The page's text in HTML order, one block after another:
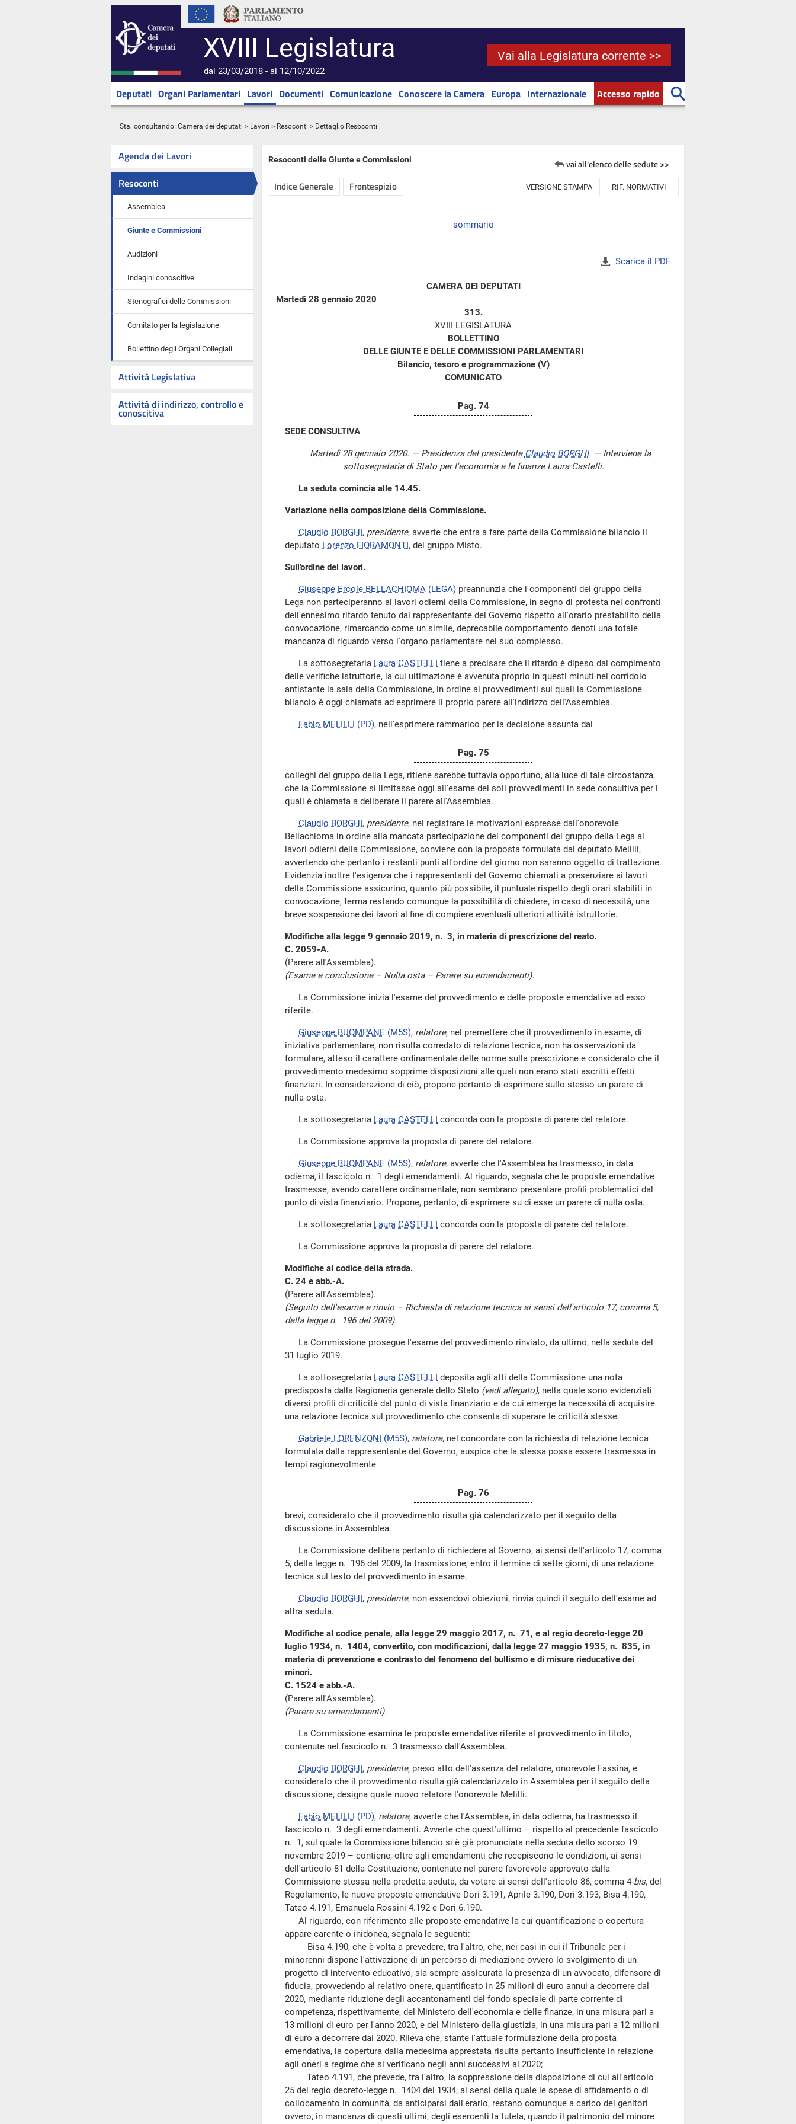
XVIII Legislatura
dal 23/03/2018 - al 12/10/2022
Vai alla Legislatura corrente >>
Deputati Organi Parlamentari Lavori Documenti Comunicazione Conoscere la Camera Europa Internazionale Accesso rapido
Stai consultando: Camera dei deputati > Lavori > Resoconti > Dettaglio Resoconti
Agenda dei Lavori
Resoconti
Assemblea
Giunte e Commissioni
Audizioni
Indagini conoscitive
Stenografici delle Commissioni
Comitato per la legislazione
Bollettino degli Organi Collegiali
Attività Legislativa
Attività di indirizzo, controllo e
conoscitiva
Resoconti delle Giunte e Commissioni vai all'elenco delle sedute >>
Indice Generale Frontespizio VERSIONE STAMPA RIF. NORMATIVI
sommario
Scarica il PDF
CAMERA DEI DEPUTATI
Martedì 28 gennaio 2020
313.
XVIII LEGISLATURA
BOLLETTINO
DELLE GIUNTE E DELLE COMMISSIONI PARLAMENTARI
Bilancio, tesoro e programmazione (V)
COMUNICATO
Pag. 74
SEDE CONSULTIVA
Martedì 28 gennaio 2020. — Presidenza del presidente Claudio BORGHI. — Interviene la
sottosegretaria di Stato per l'economia e le finanze Laura Castelli.
La seduta comincia alle 14.45.
Variazione nella composizione della Commissione.
Claudio BORGHI, presidente, avverte che entra a fare parte della Commissione bilancio il
deputato Lorenzo FIORAMONTI, del gruppo Misto.
Sull'ordine dei lavori.
Giuseppe Ercole BELLACHIOMA (LEGA) preannunzia che i componenti del gruppo della
Lega non parteciperanno ai lavori odierni della Commissione, in segno di protesta nei confronti
dell'ennesimo ritardo tenuto dal rappresentante del Governo rispetto all'orario prestabilito della
convocazione, rimarcando come un simile, deprecabile comportamento denoti una totale
mancanza di riguardo verso l'organo parlamentare nel suo complesso.
La sottosegretaria Laura CASTELLI tiene a precisare che il ritardo è dipeso dal compimento
delle verifiche istruttorie, la cui ultimazione è avvenuta proprio in questi minuti nel corridoio
antistante la sala della Commissione, in ordine ai provvedimenti sui quali la Commissione
bilancio è oggi chiamata ad esprimere il proprio parere all'indirizzo dell'Assemblea.
Fabio MELILLI (PD), nell'esprimere rammarico per la decisione assunta dai
Pag. 75
colleghi del gruppo della Lega, ritiene sarebbe tuttavia opportuno, alla luce di tale circostanza,
che la Commissione si limitasse oggi all'esame dei soli provvedimenti in sede consultiva per i
quali è chiamata a deliberare il parere all'Assemblea.
Claudio BORGHI, presidente, nel registrare le motivazioni espresse dall'onorevole
Bellachioma in ordine alla mancata partecipazione dei componenti del gruppo della Lega ai
lavori odierni della Commissione, conviene con la proposta formulata dal deputato Melilli,
avvertendo che pertanto i restanti punti all'ordine del giorno non saranno oggetto di trattazione.
Evidenzia inoltre l'esigenza che i rappresentanti del Governo chiamati a presenziare ai lavori
della Commissione assicurino, quanto più possibile, il puntuale rispetto degli orari stabiliti in
convocazione, ferma restando comunque la possibilità di chiedere, in caso di necessità, una
breve sospensione dei lavori al fine di compiere eventuali ulteriori attività istruttorie.
Modifiche alla legge 9 gennaio 2019, n. 3, in materia di prescrizione del reato.
C. 2059-A.
(Parere all'Assemblea).
(Esame e conclusione – Nulla osta – Parere su emendamenti).
La Commissione inizia l'esame del provvedimento e delle proposte emendative ad esso
riferite.
Giuseppe BUOMPANE (M5S), relatore, nel premettere che il provvedimento in esame, di
iniziativa parlamentare, non risulta corredato di relazione tecnica, non ha osservazioni da
formulare, atteso il carattere ordinamentale delle norme sulla prescrizione e considerato che il
provvedimento medesimo sopprime disposizioni alle quali non erano stati ascritti effetti
finanziari. In considerazione di ciò, propone pertanto di esprimere sullo stesso un parere di
nulla osta.
La sottosegretaria Laura CASTELLI concorda con la proposta di parere del relatore.
La Commissione approva la proposta di parere del relatore.
Giuseppe BUOMPANE (M5S), relatore, avverte che l'Assemblea ha trasmesso, in data
odierna, il fascicolo n. 1 degli emendamenti. Al riguardo, segnala che le proposte emendative
trasmesse, avendo carattere ordinamentale, non sembrano presentare profili problematici dal
punto di vista finanziario. Propone, pertanto, di esprimere su di esse un parere di nulla osta.
La sottosegretaria Laura CASTELLI concorda con la proposta di parere del relatore.
La Commissione approva la proposta di parere del relatore.
Modifiche al codice della strada.
C. 24 e abb.-A.
(Parere all'Assemblea).
(Seguito dell'esame e rinvio – Richiesta di relazione tecnica ai sensi dell'articolo 17, comma 5,
della legge n. 196 del 2009).
La Commissione prosegue l'esame del provvedimento rinviato, da ultimo, nella seduta del
31 luglio 2019.
La sottosegretaria Laura CASTELLI deposita agli atti della Commissione una nota
predisposta dalla Ragioneria generale dello Stato (vedi allegato), nella quale sono evidenziati
diversi profili di criticità dal punto di vista finanziario e da cui emerge la necessità di acquisire
una relazione tecnica sul provvedimento che consenta di superare le criticità stesse.
Gabriele LORENZONI (M5S), relatore, nel concordare con la richiesta di relazione tecnica
formulata dalla rappresentante del Governo, auspica che la stessa possa essere trasmessa in
tempi ragionevolmente
Pag. 76
brevi, considerato che il provvedimento risulta già calendarizzato per il seguito della
discussione in Assemblea.
La Commissione delibera pertanto di richiedere al Governo, ai sensi dell'articolo 17, comma
5, della legge n. 196 del 2009, la trasmissione, entro il termine di sette giorni, di una relazione
tecnica sul testo del provvedimento in esame.
Claudio BORGHI, presidente, non essendovi obiezioni, rinvia quindi il seguito dell'esame ad
altra seduta.
Modifiche al codice penale, alla legge 29 maggio 2017, n. 71, e al regio decreto-legge 20
luglio 1934, n. 1404, convertito, con modificazioni, dalla legge 27 maggio 1935, n. 835, in
materia di prevenzione e contrasto del fenomeno del bullismo e di misure rieducative dei
minori.
C. 1524 e abb.-A.
(Parere all'Assemblea).
(Parere su emendamenti).
La Commissione esamina le proposte emendative riferite al provvedimento in titolo,
contenute nel fascicolo n. 3 trasmesso dall'Assemblea.
Claudio BORGHI, presidente, preso atto dell'assenza del relatore, onorevole Fassina, e
considerato che il provvedimento risulta già calendarizzato in Assemblea per il seguito della
discussione, designa quale nuovo relatore l'onorevole Melilli.
Fabio MELILLI (PD), relatore, avverte che l'Assemblea, in data odierna, ha trasmesso il
fascicolo n. 3 degli emendamenti. Avverte che quest'ultimo – rispetto al precedente fascicolo
n. 1, sul quale la Commissione bilancio si è già pronunciata nella seduta dello scorso 19
novembre 2019 – contiene, oltre agli emendamenti che recepiscono le condizioni, ai sensi
dell'articolo 81 della Costituzione, contenute nel parere favorevole approvato dalla
Commissione stessa nella predetta seduta, da votare ai sensi dell'articolo 86, comma 4-bis, del
Regolamento, le nuove proposte emendative Dori 3.191, Aprile 3.190, Dori 3.193, Bisa 4.190,
Tateo 4.191, Emanuela Rossini 4.192 e Dori 6.190.
Al riguardo, con riferimento alle proposte emendative la cui quantificazione o copertura
appare carente o inidonea, segnala le seguenti:
Bisa 4.190, che è volta a prevedere, tra l'altro, che, nei casi in cui il Tribunale per i
minorenni dispone l'attivazione di un percorso di mediazione ovvero lo svolgimento di un
progetto di intervento educativo, sia sempre assicurata la presenza di un avvocato, difensore di
fiducia, provvedendo al relativo onere, quantificato in 25 milioni di euro annui a decorrere dal
2020, mediante riduzione degli accantonamenti del fondo speciale di parte corrente di
competenza, rispettivamente, del Ministero dell'economia e delle finanze, in una misura pari a
13 milioni di euro per l'anno 2020, e del Ministero della giustizia, in una misura pari a 12 milioni
di euro a decorrere dal 2020. Rileva che, stante l'attuale formulazione della proposta
emendativa, la copertura dalla medesima apprestata risulta pertanto insufficiente in relazione
agli oneri a regime che si verificano negli anni successivi al 2020;
Tateo 4.191, che prevede, tra l'altro, la soppressione della disposizione di cui all'articolo
25 del regio decreto-legge n. 1404 del 1934, ai sensi della quale le spese di affidamento o di
collocamento in comunità, da anticiparsi dall'erario, restano comunque a carico dei genitori
ovvero, in mancanza di questi ultimi, degli esercenti la tutela, quando il patrimonio del minore